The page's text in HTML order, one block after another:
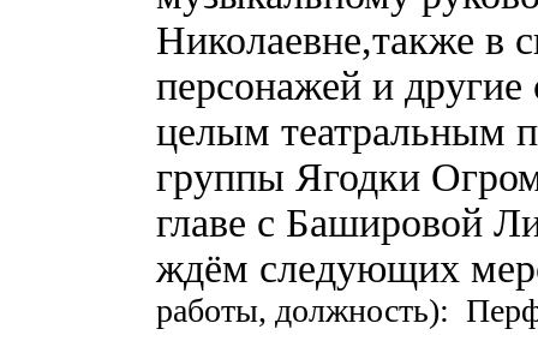
Николаевне,также в
персонажей и другие
целым театральным
группы Ягодки
главе с Башировой
ждём следующих
работы, должность):